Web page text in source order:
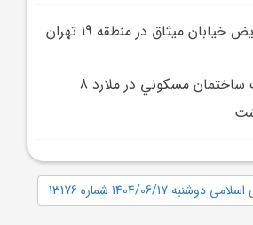
ميثاق در منطقه 19 تهران
انفجار و آوار يک ساختمان مسکوني در ملارد 8
1404/06/17 شماره 13176